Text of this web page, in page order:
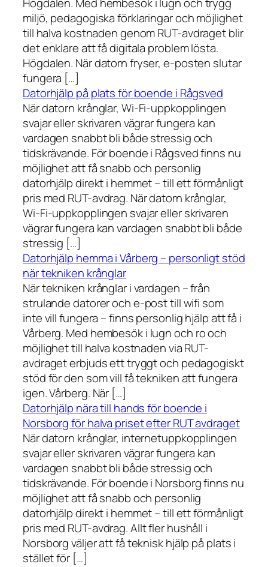
Högdalen. Med hembesök i lugn och trygg
miljö, pedagogiska förklaringar och möjlighet
till halva kostnaden genom RUT-avdraget blir
det enklare att få digitala problem lösta.
Högdalen. När datorn fryser, e-posten slutar
fungera […]
Datorhjälp på plats för boende i Rågsved
När datorn krånglar, Wi-Fi-uppkopplingen
svajar eller skrivaren vägrar fungera kan
vardagen snabbt bli både stressig och
tidskrävande. För boende i Rågsved finns nu
möjlighet att få snabb och personlig
datorhjälp direkt i hemmet – till ett förmånligt
pris med RUT-avdrag. När datorn krånglar,
Wi-Fi-uppkopplingen svajar eller skrivaren
vägrar fungera kan vardagen snabbt bli både
stressig […]
Datorhjälp hemma i Vårberg – personligt stöd
när tekniken krånglar
När tekniken krånglar i vardagen – från
strulande datorer och e-post till wifi som
inte vill fungera – finns personlig hjälp att få i
Vårberg. Med hembesök i lugn och ro och
möjlighet till halva kostnaden via RUT-
avdraget erbjuds ett tryggt och pedagogiskt
stöd för den som vill få tekniken att fungera
igen. Vårberg. När […]
Datorhjälp nära till hands för boende i
Norsborg för halva priset efter RUT avdraget
När datorn krånglar, internetuppkopplingen
svajar eller skrivaren vägrar fungera kan
vardagen snabbt bli både stressig och
tidskrävande. För boende i Norsborg finns nu
möjlighet att få snabb och personlig
datorhjälp direkt i hemmet – till ett förmånligt
pris med RUT-avdrag. Allt fler hushåll i
Norsborg väljer att få teknisk hjälp på plats i
stället för […]